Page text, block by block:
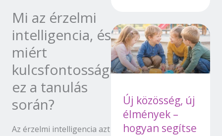
Mi az érzelmi
intelligencia, és
miért
kulcsfontosságú
ez a tanulás
során?
Az érzelmi intelligencia azt
Új közösség, új
élmények –
hogyan segítse